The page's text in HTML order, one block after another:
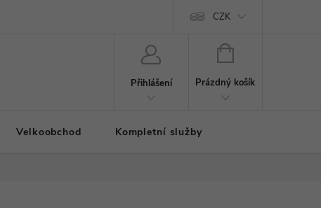
CZK
Přihlášení
NÁKUPNÍ
Prázdný košík
Velkoobchod Kompletní služby